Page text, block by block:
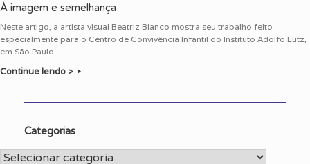
À imagem e semelhança
Neste artigo, a artista visual Beatriz Bianco mostra seu trabalho feito
especialmente para o Centro de Convivência Infantil do Instituto Adolfo Lutz,
em São Paulo
Continue lendo >
Categorias
Categorias